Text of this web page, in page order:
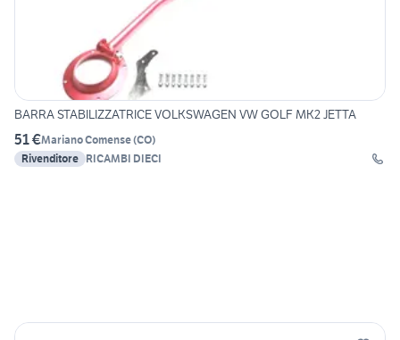
BARRA STABILIZZATRICE VOLKSWAGEN VW GOLF MK2 JETTA
51 €Mariano Comense(CO)
Rivenditore RICAMBI DIECI